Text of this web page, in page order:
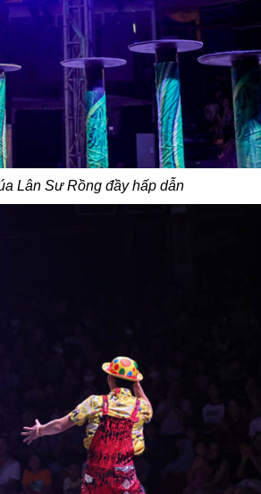
Lân Sư Rồng đầy hấp dẫn